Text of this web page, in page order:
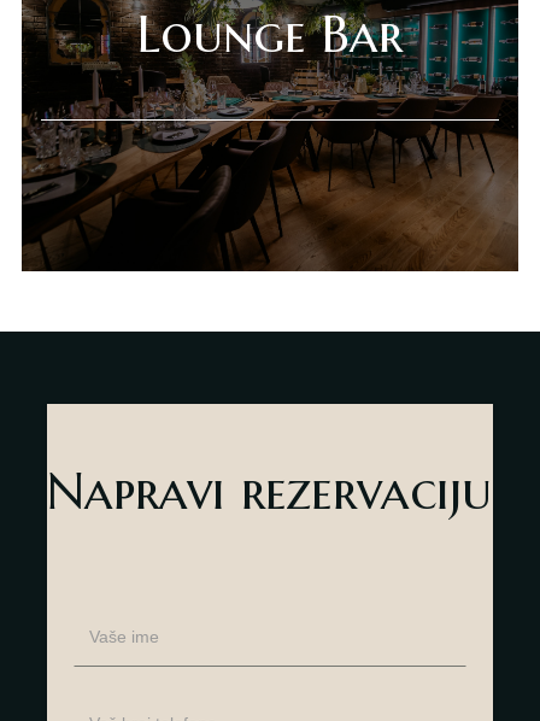
Lounge Bar
Napravi rezervaciju